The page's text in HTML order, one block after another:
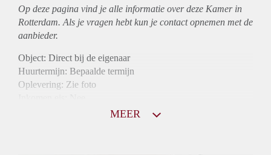
Op deze pagina vind je alle informatie over deze Kamer in
Rotterdam. Als je vragen hebt kun je contact opnemen met de
aanbieder.
Object: Direct bij de eigenaar
Huurtermijn: Bepaalde termijn
Oplevering: Zie foto
MEER